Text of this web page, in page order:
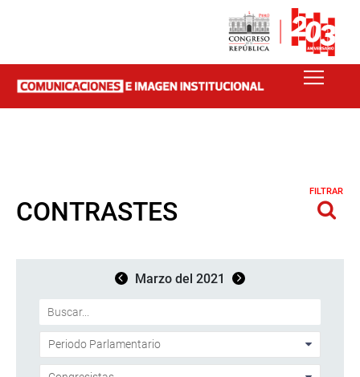
CONTRASTES
FILTRAR
Marzo del 2021